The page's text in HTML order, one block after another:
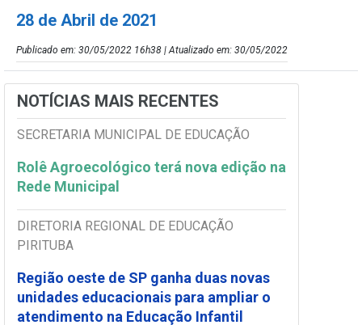
28 de Abril de 2021
Publicado em: 30/05/2022 16h38 | Atualizado em: 30/05/2022
NOTÍCIAS MAIS RECENTES
SECRETARIA MUNICIPAL DE EDUCAÇÃO
Rolê Agroecológico terá nova edição na
Rede Municipal
DIRETORIA REGIONAL DE EDUCAÇÃO
PIRITUBA
Região oeste de SP ganha duas novas
unidades educacionais para ampliar o
atendimento na Educação Infantil